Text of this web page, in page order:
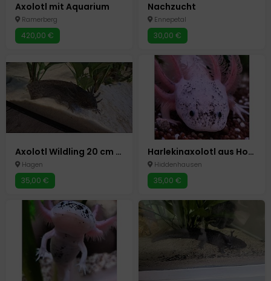
Axolotl mit Aquarium
Ramerberg
420,00 €
Nachzucht
Ennepetal
30,00 €
Axolotl Wildling 20 cm groß
Hagen
35,00 €
Harlekinaxolotl aus Hobbyzucht
Hiddenhausen
35,00 €